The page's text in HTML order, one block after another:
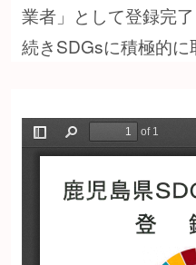
業者」として登録完
続きSDGsに積極的に